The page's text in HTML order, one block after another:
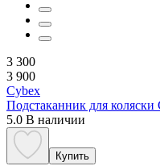
3 300
3 900
Cybex
Подстаканник для
5.0 В наличии
Купить